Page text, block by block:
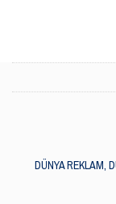
DÜNYA REKLAM,